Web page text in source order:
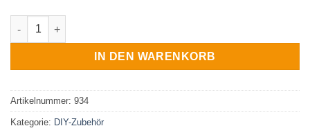
Vollgummi Füße 4er Set Menge
IN DEN WARENKORB
Artikelnummer: 934
Kategorie: DIY-Zubehör